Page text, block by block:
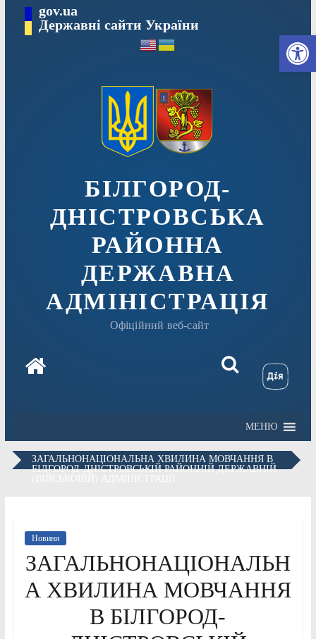
вмісту
gov.ua
Державні сайти України
БІЛГОРОД-
ДНІСТРОВСЬКА
РАЙОННА
ДЕРЖАВНА
АДМІНІСТРАЦІЯ
Офіційний веб-сайт
МЕНЮ
ЗАГАЛЬНОНАЦІОНАЛЬНА ХВИЛИНА МОВЧАННЯ В
БІЛГОРОД-ДНІСТРОВСЬКІЙ РАЙОННІЙ ДЕРЖАВНІЙ
Новини
ЗАГАЛЬНОНАЦІОНАЛЬН
А ХВИЛИНА МОВЧАННЯ
В БІЛГОРОД-